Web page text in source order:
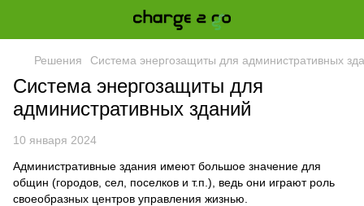
Решения Система энергозащиты для административных
Система энергозащиты для
административных зданий
10 января 2024
Административные здания имеют большое значение для
общин (городов, сел, поселков и т.п.), ведь они играют роль
своеобразных центров управления жизнью.